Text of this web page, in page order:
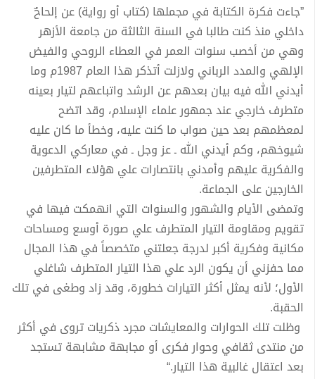
”جاءت فكرة الكتابة في مجملها (كتاب أو رواية) عن إلحاحٌ
داخلي منذ كنت طالبا في السنة الثالثة من جامعة الأزهر
وهي من أخصب سنوات العمر في العطاء الروحي والفيض
الإلهي والمدد الرباني ولازلت أتذكر هذا العام 1987م وما
أيدني الله فيه بيان بعدهم عن الرشد واتباعهم لتيار بعينه
متطرف خارجي عند جمهور علماء الإسلام، وقد اتضح
لمعظمهم بعد حين صواب ما كنت عليه، وخطأ ما كان عليه
شيوخهم، وكم أيدني الله ـ عز وجل ـ في معاركي الدعوية
والفكرية عليهم وأمدني بانتصارات علي هؤلاء المتطرفين
الخارجين على الجماعة.
وتمضى الأيام والشهور والسنوات التي انهمكت فيها في
تقويم ومقاومة التيار المتطرف علي صورة أوسع ومساحات
مكانية وفكرية أكبر لدرجة جعلتني متخصصاً في هذا المجال
مما حفزني أن يكون الرد علي هذا التيار المتطرف شاغلي
الأول؛ لأنه يمثل أكثر التيارات خطورة، وقد زاد وطغى في تلك
الحقبة.
وظلت تلك الحوارات والمعايشات مجرد ذكريات تروى في أكثر
من منتدى ثقافي وحوار فكرى أو مجابهة مشابهة تستجد
بعد اعتقال غالبية هذا التيار.“